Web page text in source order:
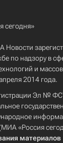
сегодня»
Новости
по надзору в
и
2014 года.
Эл №
«Россия
материалов